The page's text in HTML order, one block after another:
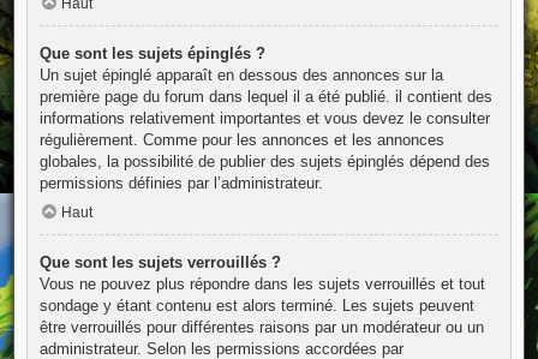
Haut
Que sont les sujets épinglés ?
Un sujet épinglé apparaît en dessous des annonces sur la
première page du forum dans lequel il a été publié. il contient des
informations relativement importantes et vous devez le consulter
régulièrement. Comme pour les annonces et les annonces
globales, la possibilité de publier des sujets épinglés dépend des
permissions définies par l’administrateur.
Haut
Que sont les sujets verrouillés ?
Vous ne pouvez plus répondre dans les sujets verrouillés et tout
sondage y étant contenu est alors terminé. Les sujets peuvent
être verrouillés pour différentes raisons par un modérateur ou un
administrateur. Selon les permissions accordées par